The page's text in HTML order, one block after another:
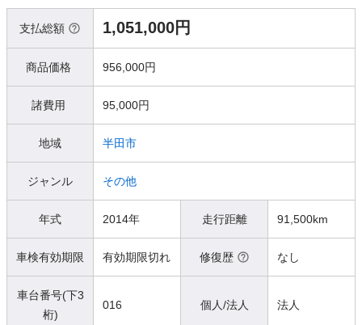
支払総額 1,051,000円
商品価格 956,000円
諸費用 95,000円
地域 半田市
ジャンル その他
年式 2014年 走行距離 91,500km
車検有効期限 有効期限切れ 修復歴 なし
車台番号(下3
桁)
016 個人/法人 法人